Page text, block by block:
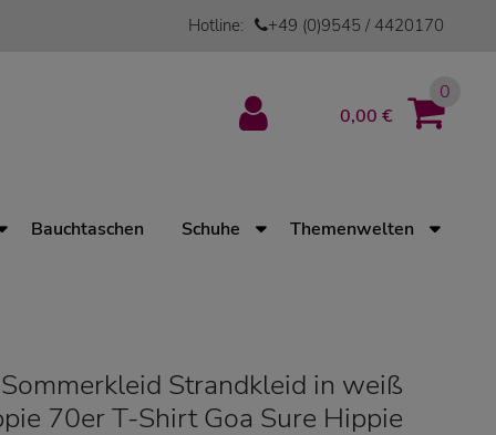
Hotline: +49 (0)9545 / 4420170
0,00 €
0
Bauchtaschen Schuhe Themenwelten
Strandkleid in weiß
70er T-Shirt Goa Sure Hippie